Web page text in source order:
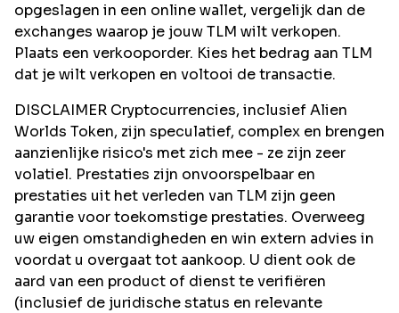
opgeslagen in een online wallet, vergelijk dan de
exchanges waarop je jouw TLM wilt verkopen.
Plaats een verkooporder. Kies het bedrag aan TLM
dat je wilt verkopen en voltooi de transactie.
DISCLAIMER Cryptocurrencies, inclusief Alien
Worlds Token, zijn speculatief, complex en brengen
aanzienlijke risico's met zich mee - ze zijn zeer
volatiel. Prestaties zijn onvoorspelbaar en
prestaties uit het verleden van TLM zijn geen
garantie voor toekomstige prestaties. Overweeg
uw eigen omstandigheden en win extern advies in
voordat u overgaat tot aankoop. U dient ook de
aard van een product of dienst te verifiëren
(inclusief de juridische status en relevante